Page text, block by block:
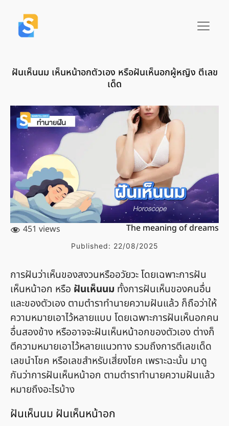
ฝันเห็นนม เห็นหน้าอกตัวเอง หรือฝันเห็นอกผู้หญิง ตีเลข
เด็ด
451 views The meaning of dreams
Published: 22/08/2025
การฝันว่าเห็นของสงวนหรืออวัยวะ โดยเฉพาะการฝัน
เห็นหน้าอก หรือ ฝันเห็นนม ทั้งการฝันเห็นของคนอื่น
และของตัวเอง ตามตำราทำนายความฝันแล้ว ก็ถือว่าให้
ความหมายเอาไว้หลายแบบ โดยเฉพาะการฝันเห็นอกคน
อื่นสองข้าง หรืออาจจะฝันเห็นหน้าอกของตัวเอง ต่างก็
ตีความหมายเอาไว้หลายแนวทาง รวมถึงการตีเลขเด็ด
เลขนำโชค หรือเลขสำหรับเสี่ยงโชค เพราะฉะนั้น มาดู
กันว่าการฝันเห็นหน้าอก ตามตำราทำนายความฝันแล้ว
หมายถึงอะไรบ้าง
ฝันเห็นนม ฝันเห็นหน้าอก